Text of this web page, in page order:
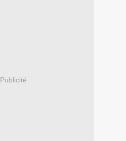
Publicité